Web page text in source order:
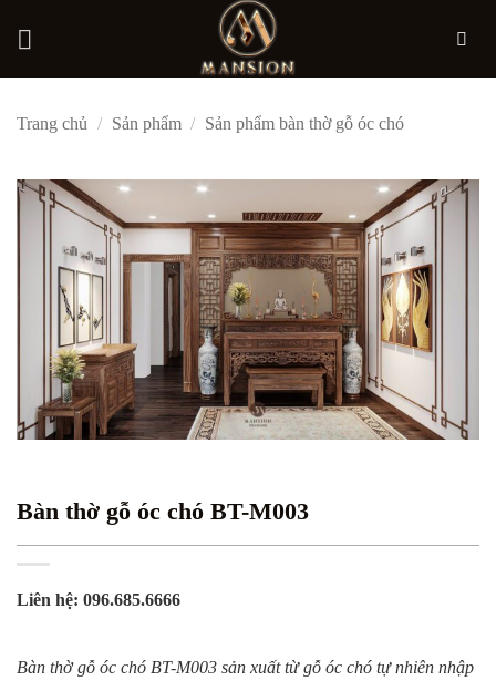
qua
nội
Trang chủ / Sản phẩm / Sản phẩm bàn thờ gỗ óc chó
Bàn thờ gỗ óc chó BT-M003
Liên hệ: 096.685.6666
Bàn thờ gỗ óc chó BT-M003 sản xuất từ gỗ óc chó tự nhiên nhập